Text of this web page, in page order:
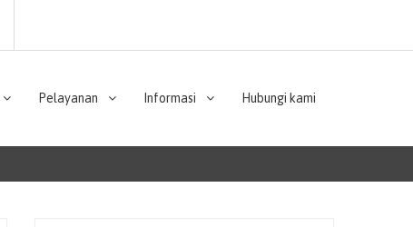
Pelayanan Informasi Hubungi kami